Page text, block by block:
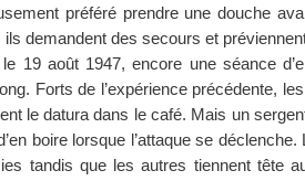
préféré prendre une douche
demandent des secours et
19 août 1947, encore une séance
Forts de l’expérience précédente,
le datura dans le café. Mais un
boire lorsque l’attaque se déclenche.
tandis que les autres tiennent tête